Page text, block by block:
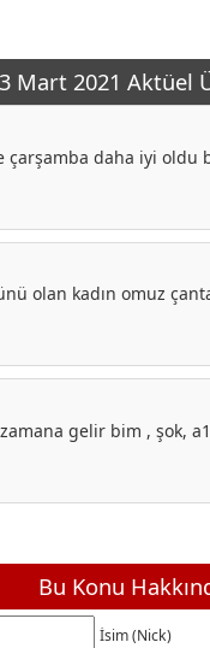
3 Mart 2021 Aktüel
çarşamba daha iyi oldu
olan kadın omuz
gelir bim , şok,
Bu Konu
İsim (Nick)